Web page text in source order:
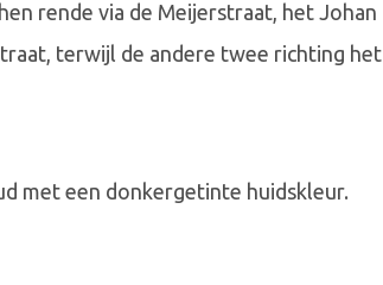
rende via de Meijerstraat, het Johan
terwijl de andere twee richting het
met een donkergetinte huidskleur.